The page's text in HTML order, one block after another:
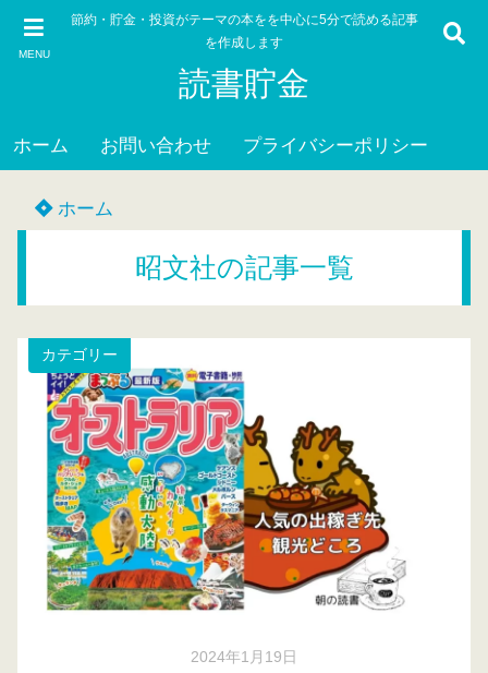
MENU
節約・貯金・投資がテーマの本をを中心に5分で読める記事
を作成します
読書貯金
ホーム お問い合わせ プライバシーポリシー
ホーム
昭文社の記事一覧
カテゴリー
2024年1月19日